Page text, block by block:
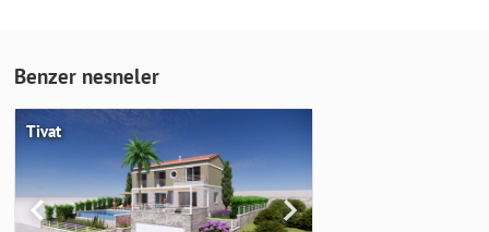
Benzer nesneler
Tivat